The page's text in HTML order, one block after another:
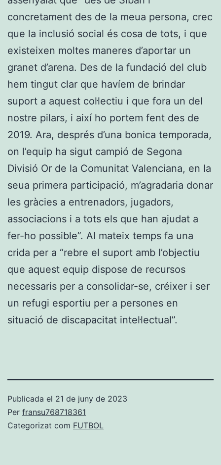
concretament des de la meua persona, crec
que la inclusió social és cosa de tots, i que
existeixen moltes maneres d’aportar un
granet d’arena. Des de la fundació del club
hem tingut clar que havíem de brindar
suport a aquest col·lectiu i que fora un del
nostre pilars, i així ho portem fent des de
2019. Ara, després d’una bonica temporada,
on l’equip ha sigut campió de Segona
Divisió Or de la Comunitat Valenciana, en la
seua primera participació, m’agradaria donar
les gràcies a entrenadors, jugadors,
associacions i a tots els que han ajudat a
fer-ho possible”. Al mateix temps fa una
crida per a “rebre el suport amb l’objectiu
que aquest equip dispose de recursos
necessaris per a consolidar-se, créixer i ser
un refugi esportiu per a persones en
situació de discapacitat intel·lectual”.
Publicada el 21 de juny de 2023
Per fransu768718361
Categorizat com FUTBOL